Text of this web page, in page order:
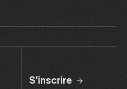
S'inscrire